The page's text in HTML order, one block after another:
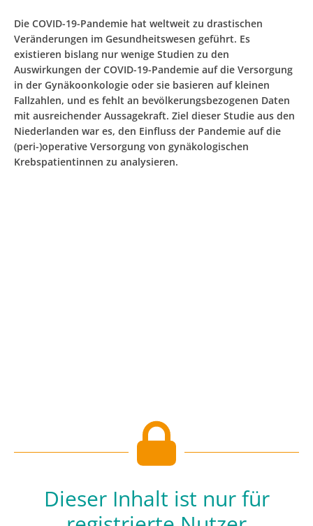
Die COVID-19-Pandemie hat weltweit zu drastischen
Veränderungen im Gesundheitswesen geführt. Es
existieren bislang nur wenige Studien zu den
Auswirkungen der COVID-19-Pandemie auf die Versorgung
in der Gynäko­onkologie oder sie basieren auf kleinen
Fallzahlen, und es fehlt an bevölkerungsbezogenen Daten
mit ausreichender Aussagekraft. Ziel dieser Studie aus den
Niederlanden war es, den Einfluss der Pandemie auf die
(peri-)operative Versorgung von gynäkologischen
Krebspatientinnen zu analysieren.
Dieser Inhalt ist nur für